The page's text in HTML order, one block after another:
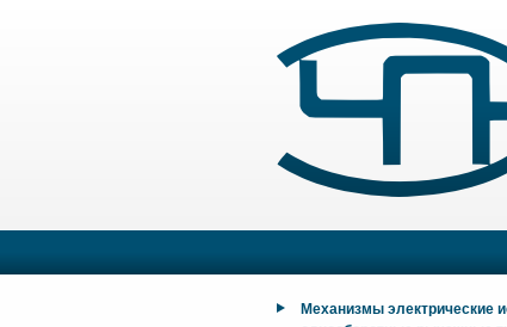
Механизмы электрические